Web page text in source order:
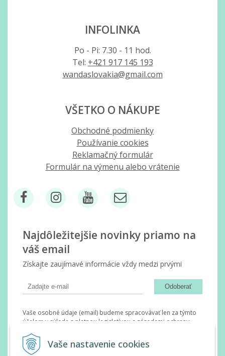
Vaše nastavenie cookies
INFOLINKA
Po - Pi: 7.30 - 11 hod.
Tel: +421 917 145 193
wandaslovakia@gmail.com
VŠETKO O NÁKUPE
Obchodné podmienky
Používanie cookies
Reklamačný formulár
Formulár na výmenu alebo vrátenie
Najdôležitejšie novinky priamo na
váš email
Získajte zaujímavé informácie vždy medzi prvými
Odoberať
Vaše osobné údaje (email) budeme spracovávať len za týmto
účelom v súlade s platnou legislatívou a zásadami ochrany
vám pošleme na váš email. Súhlas môžete kedykoľvek odvolať
písomne, emailom alebo kliknutím na odkaz z ktoréhokoľvek